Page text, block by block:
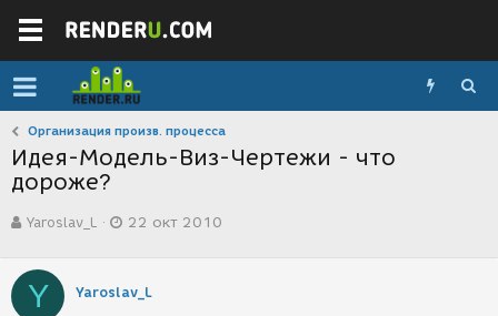
Организация произв. процесса
Идея-Модель-Виз-Чертежи - что
дороже?
в
о
р
Yaroslav_L
а
с
22 окт 2010
Y Yaroslav_L